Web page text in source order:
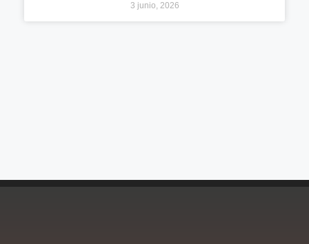
3 junio, 2026